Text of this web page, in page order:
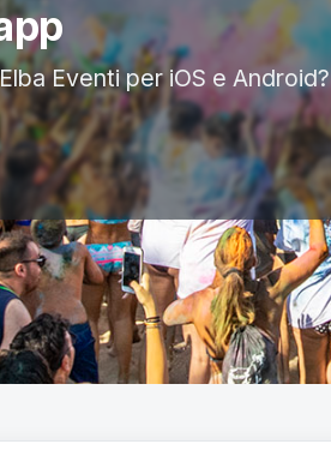
Eventi per iOS e Android?